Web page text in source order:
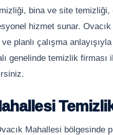
bina ve site
hizmet sunar.
planlı çalışma
genelinde temizlik firması
Mahallesi